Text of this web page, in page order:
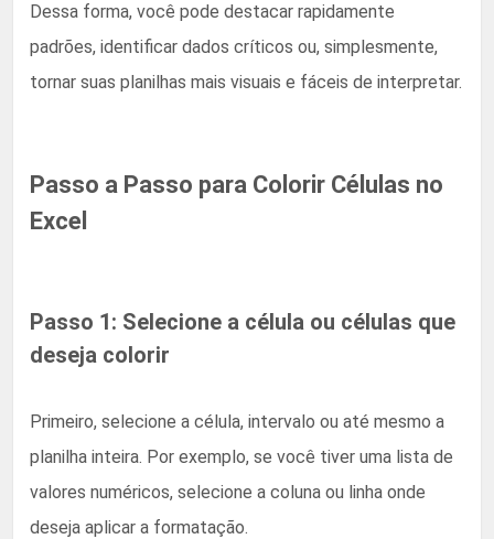
Dessa forma, você pode destacar rapidamente
padrões, identificar dados críticos ou, simplesmente,
tornar suas planilhas mais visuais e fáceis de interpretar.
Passo a Passo para Colorir Células no
Excel
Passo 1: Selecione a célula ou células que
deseja colorir
Primeiro, selecione a célula, intervalo ou até mesmo a
planilha inteira. Por exemplo, se você tiver uma lista de
valores numéricos, selecione a coluna ou linha onde
deseja aplicar a formatação.